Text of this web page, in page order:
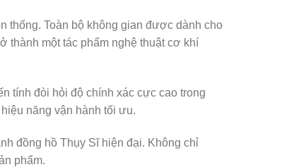
thống. Toàn bộ không gian được dành cho
thành một tác phẩm nghệ thuật cơ khí
tính đòi hỏi độ chính xác cực cao trong
năng vận hành tối ưu.
đồng hồ Thụy Sĩ hiện đại. Không chỉ
phẩm.